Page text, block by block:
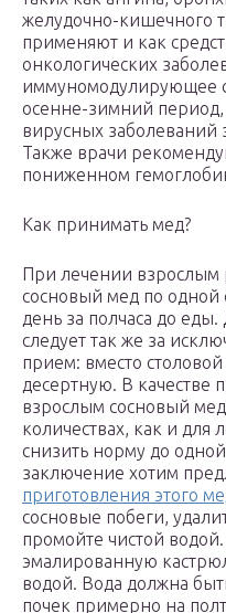
желудочно-кишечного
применяют и как
онкологических
иммуномодулирующее
осенне-зимний период,
вирусных заболеваний
Также врачи
пониженном
Как принимать мед?
При лечении взрослым
сосновый мед по одной
день за полчаса до
следует так же за
прием: вместо
десертную. В качестве
взрослым сосновый
количествах, как и для
снизить норму до
заключение хотим
приготовления этого
сосновые побеги,
промойте чистой
эмалированную
водой. Вода должна
почек примерно на